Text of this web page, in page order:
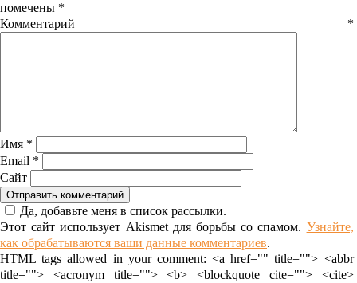
помечены *
Комментарий *
Имя *
Email *
Сайт
Да, добавьте меня в список рассылки.
Этот сайт использует Akismet для борьбы со спамом. Узнайте,
как обрабатываются ваши данные комментариев.
HTML tags allowed in your comment: <a href="" title=""> <abbr
title=""> <acronym title=""> <b> <blockquote cite=""> <cite>